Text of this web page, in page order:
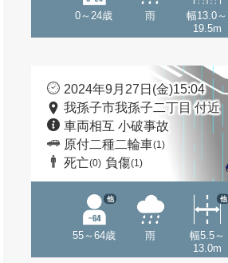
0～24歳 雨
幅13.0～
19.5m
2024年9月27日(金)15:04
我孫子市我孫子二丁目 付近
車両相互 小破事故
原付二種二輪車(1)
死亡(0) 負傷(1)
55～64歳
他
雨
幅5.5～
13.0m
他